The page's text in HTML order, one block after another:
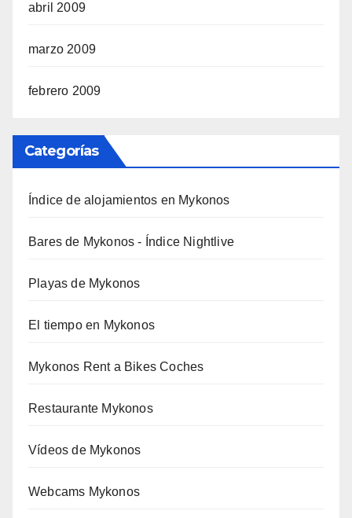
abril 2009
marzo 2009
febrero 2009
Categorías
Índice de alojamientos en Mykonos
Bares de Mykonos - Índice Nightlive
Playas de Mykonos
El tiempo en Mykonos
Mykonos Rent a Bikes Coches
Restaurante Mykonos
Vídeos de Mykonos
Webcams Mykonos